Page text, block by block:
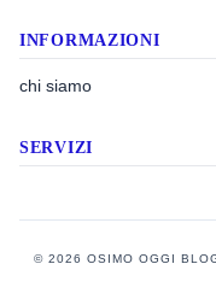
INFORMAZIONI
chi siamo
SERVIZI
© 2026 OSIMO OGGI